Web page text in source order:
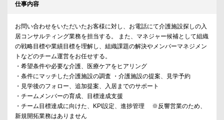
仕事内容
お問い合わせをいただいたお客様に対し、お電話にて介護施設探しの入
居コンサルティング業務を担当する。 また、マネジャー候補として組織
の戦略目標や業績目標を理解し、組織課題の解決やメンバーマネジメン
トなどのチーム運営をお任せする。
・希望条件や必要な介護、医療ケアをヒアリング
・条件にマッチした介護施設の調査 ・介護施設の提案、見学予約
・見学後のフォロー、追加提案、入居までのサポート
・チームメンバーの育成、目標達成支援
・チーム目標達成に向けた、KPI設定、進捗管理 ※反響営業のため、
新規開拓業務はありません